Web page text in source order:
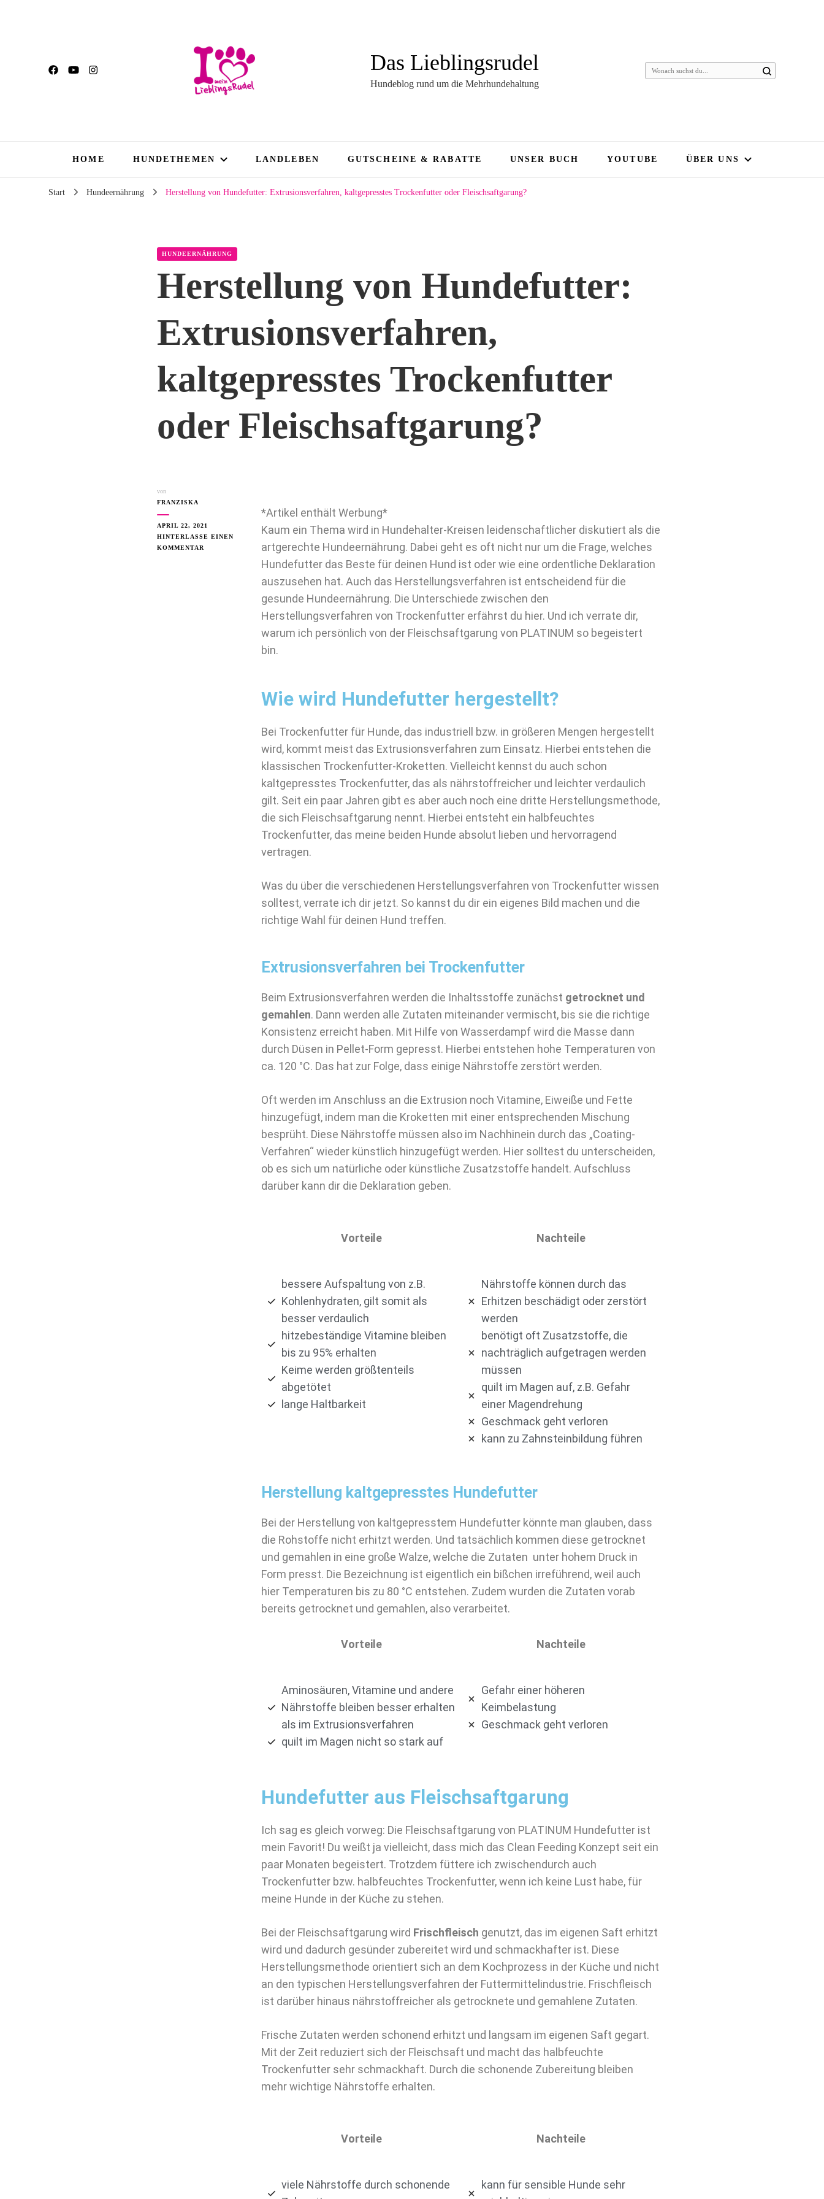
Das Lieblingsrudel
Hundeblog rund um die Mehrhundehaltung
HOME HUNDETHEMEN LANDLEBEN GUTSCHEINE & RABATTE UNSER BUCH YOUTUBE ÜBER UNS
Start Hundeernährung Herstellung von Hundefutter: Extrusionsverfahren, kaltgepresstes Trockenfutter oder Fleischsaftgarung?
HUNDEERNÄHRUNG
Herstellung von Hundefutter:
Extrusionsverfahren,
kaltgepresstes Trockenfutter
oder Fleischsaftgarung?
von
FRANZISKA
APRIL 22, 2021
HINTERLASSE EINEN
KOMMENTAR
*Artikel enthält Werbung*
Kaum ein Thema wird in Hundehalter-Kreisen leidenschaftlicher diskutiert als die
artgerechte Hundeernährung. Dabei geht es oft nicht nur um die Frage, welches
Hundefutter das Beste für deinen Hund ist oder wie eine ordentliche Deklaration
auszusehen hat. Auch das Herstellungsverfahren ist entscheidend für die
gesunde Hundeernährung. Die Unterschiede zwischen den
Herstellungsverfahren von Trockenfutter erfährst du hier. Und ich verrate dir,
warum ich persönlich von der Fleischsaftgarung von PLATINUM so begeistert
bin.
Wie wird Hundefutter hergestellt?
Bei Trockenfutter für Hunde, das industriell bzw. in größeren Mengen hergestellt
wird, kommt meist das Extrusionsverfahren zum Einsatz. Hierbei entstehen die
klassischen Trockenfutter-Kroketten. Vielleicht kennst du auch schon
kaltgepresstes Trockenfutter, das als nährstoffreicher und leichter verdaulich
gilt. Seit ein paar Jahren gibt es aber auch noch eine dritte Herstellungsmethode,
die sich Fleischsaftgarung nennt. Hierbei entsteht ein halbfeuchtes
Trockenfutter, das meine beiden Hunde absolut lieben und hervorragend
vertragen.
Was du über die verschiedenen Herstellungsverfahren von Trockenfutter wissen
solltest, verrate ich dir jetzt. So kannst du dir ein eigenes Bild machen und die
richtige Wahl für deinen Hund treffen.
Extrusionsverfahren bei Trockenfutter
Beim Extrusionsverfahren werden die Inhaltsstoffe zunächst getrocknet und
gemahlen. Dann werden alle Zutaten miteinander vermischt, bis sie die richtige
Konsistenz erreicht haben. Mit Hilfe von Wasserdampf wird die Masse dann
durch Düsen in Pellet-Form gepresst. Hierbei entstehen hohe Temperaturen von
ca. 120 °C. Das hat zur Folge, dass einige Nährstoffe zerstört werden.
Oft werden im Anschluss an die Extrusion noch Vitamine, Eiweiße und Fette
hinzugefügt, indem man die Kroketten mit einer entsprechenden Mischung
besprüht. Diese Nährstoffe müssen also im Nachhinein durch das „Coating-
Verfahren“ wieder künstlich hinzugefügt werden. Hier solltest du unterscheiden,
ob es sich um natürliche oder künstliche Zusatzstoffe handelt. Aufschluss
darüber kann dir die Deklaration geben.
Vorteile
bessere Aufspaltung von z.B.
Kohlenhydraten, gilt somit als
besser verdaulich
hitzebeständige Vitamine bleiben
bis zu 95% erhalten
Keime werden größtenteils
abgetötet
lange Haltbarkeit
Nachteile
Nährstoffe können durch das
Erhitzen beschädigt oder zerstört
werden
benötigt oft Zusatzstoffe, die
nachträglich aufgetragen werden
müssen
quilt im Magen auf, z.B. Gefahr
einer Magendrehung
Geschmack geht verloren
kann zu Zahnsteinbildung führen
Herstellung kaltgepresstes Hundefutter
Bei der Herstellung von kaltgepresstem Hundefutter könnte man glauben, dass
die Rohstoffe nicht erhitzt werden. Und tatsächlich kommen diese getrocknet
und gemahlen in eine große Walze, welche die Zutaten unter hohem Druck in
Form presst. Die Bezeichnung ist eigentlich ein bißchen irreführend, weil auch
hier Temperaturen bis zu 80 °C entstehen. Zudem wurden die Zutaten vorab
bereits getrocknet und gemahlen, also verarbeitet.
Vorteile
Aminosäuren, Vitamine und andere
Nährstoffe bleiben besser erhalten
als im Extrusionsverfahren
quilt im Magen nicht so stark auf
Nachteile
Gefahr einer höheren
Keimbelastung
Geschmack geht verloren
Hundefutter aus Fleischsaftgarung
Ich sag es gleich vorweg: Die Fleischsaftgarung von PLATINUM Hundefutter ist
mein Favorit! Du weißt ja vielleicht, dass mich das Clean Feeding Konzept seit ein
paar Monaten begeistert. Trotzdem füttere ich zwischendurch auch
Trockenfutter bzw. halbfeuchtes Trockenfutter, wenn ich keine Lust habe, für
meine Hunde in der Küche zu stehen.
Bei der Fleischsaftgarung wird Frischfleisch genutzt, das im eigenen Saft erhitzt
wird und dadurch gesünder zubereitet wird und schmackhafter ist. Diese
Herstellungsmethode orientiert sich an dem Kochprozess in der Küche und nicht
an den typischen Herstellungsverfahren der Futtermittelindustrie. Frischfleisch
ist darüber hinaus nährstoffreicher als getrocknete und gemahlene Zutaten.
Frische Zutaten werden schonend erhitzt und langsam im eigenen Saft gegart.
Mit der Zeit reduziert sich der Fleischsaft und macht das halbfeuchte
Trockenfutter sehr schmackhaft. Durch die schonende Zubereitung bleiben
mehr wichtige Nährstoffe erhalten.
Vorteile
viele Nährstoffe durch schonende
Nachteile
kann für sensible Hunde sehr